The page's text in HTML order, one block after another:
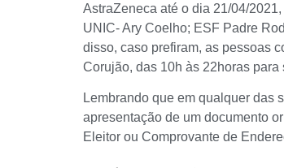
AstraZeneca até o dia 21/04/
UNIC- Ary Coelho; ESF Padre
disso, caso prefiram, as pessoas
Corujão, das 10h às 22horas para
Lembrando que em qualquer das
apresentação de um documento
Eleitor ou Comprovante de